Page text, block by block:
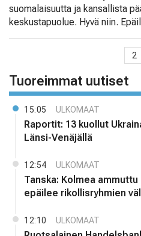
suomalaisuutta ja kansallista
keskustapuolue. Hyvä niin.
2
Tuoreimmat uutiset
15:05 ULKOMAAT
Raportit: 13 kuollut
Länsi-Venäjällä
12:54 ULKOMAAT
Tanska: Kolmea
epäilee rikollisryhmien
12:10 ULKOMAAT